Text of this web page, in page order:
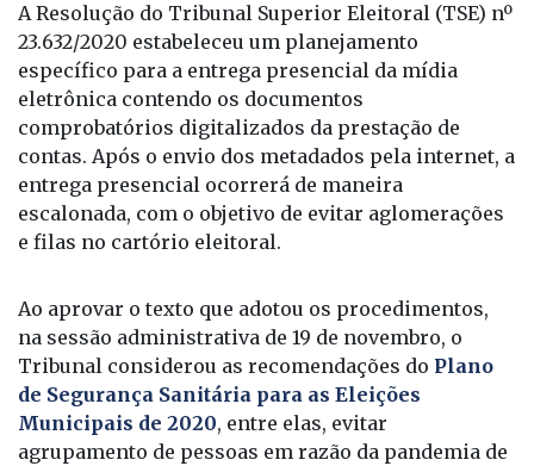
A Resolução do Tribunal Superior Eleitoral (TSE) nº
23.632/2020 estabeleceu um planejamento
específico para a entrega presencial da mídia
eletrônica contendo os documentos
comprobatórios digitalizados da prestação de
contas. Após o envio dos metadados pela internet, a
entrega presencial ocorrerá de maneira
escalonada, com o objetivo de evitar aglomerações
e filas no cartório eleitoral.
Ao aprovar o texto que adotou os procedimentos,
na sessão administrativa de 19 de novembro, o
Tribunal considerou as recomendações do Plano
de Segurança Sanitária para as Eleições
Municipais de 2020, entre elas, evitar
agrupamento de pessoas em razão da pandemia de